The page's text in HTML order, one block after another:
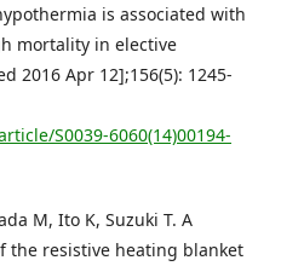
is associated with
mortality in elective
2016 Apr 12];156(5): 1245-
S0039-6060(14)00194-
M, Ito K, Suzuki T. A
the resistive heating blanket